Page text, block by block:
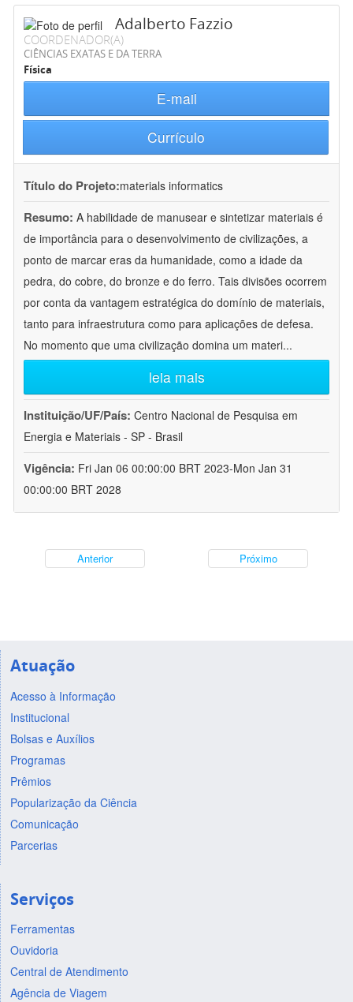
Adalberto Fazzio
COORDENADOR(A)
CIÊNCIAS EXATAS E DA TERRA
Física
E-mail
Currículo
Título do Projeto:materials informatics
Resumo: A habilidade de manusear e sintetizar materiais é
de importância para o desenvolvimento de civilizações, a
ponto de marcar eras da humanidade, como a idade da
pedra, do cobre, do bronze e do ferro. Tais divisões ocorrem
por conta da vantagem estratégica do domínio de materiais,
tanto para infraestrutura como para aplicações de defesa.
No momento que uma civilização domina um materi...
leia mais
Instituição/UF/País: Centro Nacional de Pesquisa em
Energia e Materiais - SP - Brasil
Vigência: Fri Jan 06 00:00:00 BRT 2023-Mon Jan 31
00:00:00 BRT 2028
Anterior Próximo
Atuação
Acesso à Informação
Institucional
Bolsas e Auxílios
Programas
Prêmios
Popularização da Ciência
Comunicação
Parcerias
Serviços
Ferramentas
Ouvidoria
Central de Atendimento
Agência de Viagem